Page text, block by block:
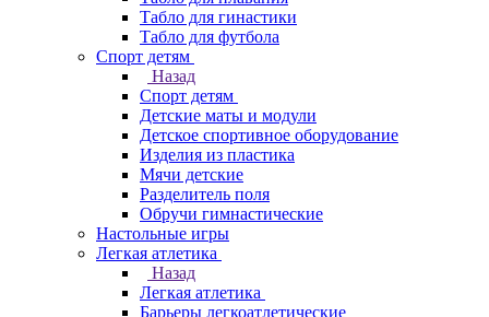
Табло для гинастики
Табло для футбола
Спорт детям
Назад
Спорт детям
Детские маты и модули
Детское спортивное оборудование
Изделия из пластика
Мячи детские
Разделитель поля
Обручи гимнастические
Настольные игры
Легкая атлетика
Назад
Легкая атлетика
Барьеры легкоатлетические